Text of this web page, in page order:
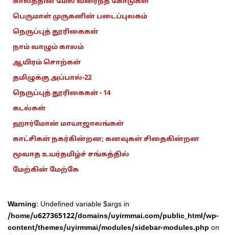
காலத்தின் மேல் வரைந்த கோடுகள்
பெருமாள் முருகனின் படைப்புலகம்
நெருப்புத் தூரிகைகள்
நாம் வாழும் காலம்
ஆயிரம் சொற்கள்
தமிழுக்கு அப்பால்-22
நெருப்புத் தூரிகைகள் - 14
கடல்கள்
ஹார்மோன் மாயாஜாலங்கள்
காட்சிகள் நகர்கின்றன; கனவுகள் சிதைகின்றன
மூவாத உயர்தமிழ்ச் சங்கத்தில்
மேற்கின் மேற்கே
Warning: Undefined variable $args in
/home/u627365122/domains/uyirmmai.com/public_html/wp-
content/themes/uyirmmai/modules/sidebar-modules.php on